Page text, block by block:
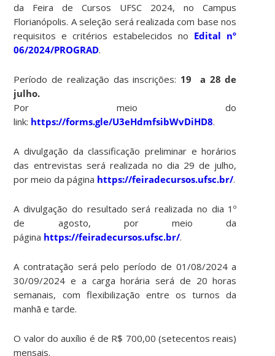
da Feira de Cursos UFSC 2024, no Campus
Florianópolis. A seleção será realizada com base nos
requisitos e critérios estabelecidos no Edital nº
06/2024/PROGRAD.
Período de realização das inscrições: 19 a 28 de
julho.
Por meio do
link: https://forms.gle/U3eHdmfsibWvDiHD8.
A divulgação da classificação preliminar e horários
das entrevistas será realizada no dia 29 de julho,
por meio da página https://feiradecursos.ufsc.br/.
A divulgação do resultado será realizada no dia 1º
de agosto, por meio da
página https://feiradecursos.ufsc.br/.
A contratação será pelo período de 01/08/2024 a
30/09/2024 e a carga horária será de 20 horas
semanais, com flexibilização entre os turnos da
manhã e tarde.
O valor do auxílio é de R$ 700,00 (setecentos reais)
mensais.